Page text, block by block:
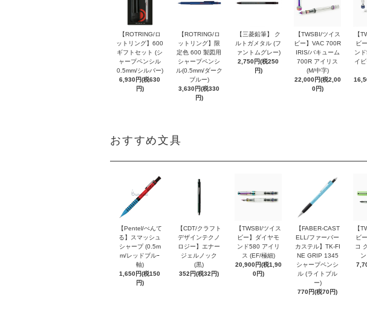
【ROTRING/ロ
ットリング】600
ギフトセット (シ
ャープペンシル
0.5mm/シルバー)
6,930円(税630
円)
【ROTRING/ロ
ットリング】限
定色 600 製図用
シャープペンシ
ル(0.5mm/ダーク
ブルー)
3,630円(税330
円)
【三菱鉛筆】 ク
ルトガメタル (フ
ァントムグレー)
2,750円(税250
円)
【TWSBI/ツイス
ビー】VAC 700R
IRIS/バキューム
700R アイリス
(M/中字)
22,000円(税2,00
0円)
【
ビ
ン
イ
おすすめ文具
【Pentel/ぺんて
る】スマッシュ
シャープ (0.5m
m/レッドブルｰ
軸)
1,650円(税150
円)
【CDT/クラフト
デザインテクノ
ロジー】エナー
ジェルノック
(黒)
352円(税32円)
【TWSBI/ツイス
ビー】ダイヤモ
ンド580 アイリ
ス (EF/極細)
20,900円(税1,90
0円)
【FABER-CAST
ELL/ファーバー
カステル】TK-FI
NE GRIP 1345
シャープペンシ
ル (ライトブル
ー)
770円(税70円)
【
ビ
コ